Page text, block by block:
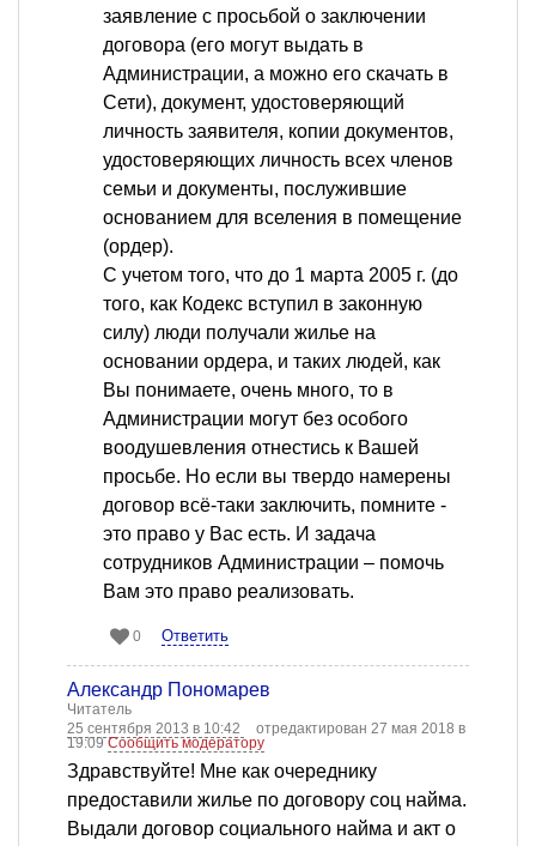
заявление с просьбой о заключении
договора (его могут выдать в
Администрации, а можно его скачать в
Сети), документ, удостоверяющий
личность заявителя, копии документов,
удостоверяющих личность всех членов
семьи и документы, послужившие
основанием для вселения в помещение
(ордер).
С учетом того, что до 1 марта 2005 г. (до
того, как Кодекс вступил в законную
силу) люди получали жилье на
основании ордера, и таких людей, как
Вы понимаете, очень много, то в
Администрации могут без особого
воодушевления отнестись к Вашей
просьбе. Но если вы твердо намерены
договор всё-таки заключить, помните -
это право у Вас есть. И задача
сотрудников Администрации – помочь
Вам это право реализовать.
0 Ответить
Александр Пономарев
Читатель
25 сентября 2013 в 10:42
отредактирован 27 мая 2018 в
19:09Сообщить модератору
Здравствуйте! Мне как очереднику
предоставили жилье по договору соц найма.
Выдали договор социального найма и акт о